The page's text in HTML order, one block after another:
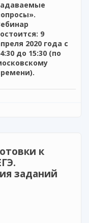
9
2020 года с
до 15:30 (по
в on-line – новый
к
заданий